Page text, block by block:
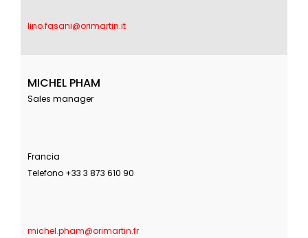
lino.fasani@orimartin.it
MICHEL PHAM
Sales manager
Francia
Telefono +33 3 873 610 90
michel.pham@orimartin.fr